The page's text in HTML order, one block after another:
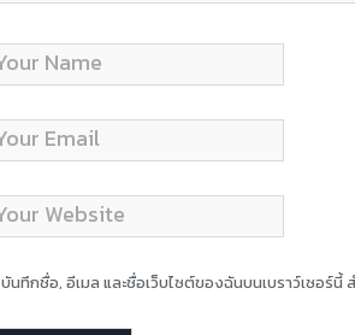
บันทึกชื่อ, อีเมล และชื่อเว็บไซต์ของฉันบนเบราว์เซอร์